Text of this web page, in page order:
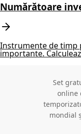
Numărătoare
Instrumente de timp
importante.
Set
online
mondial